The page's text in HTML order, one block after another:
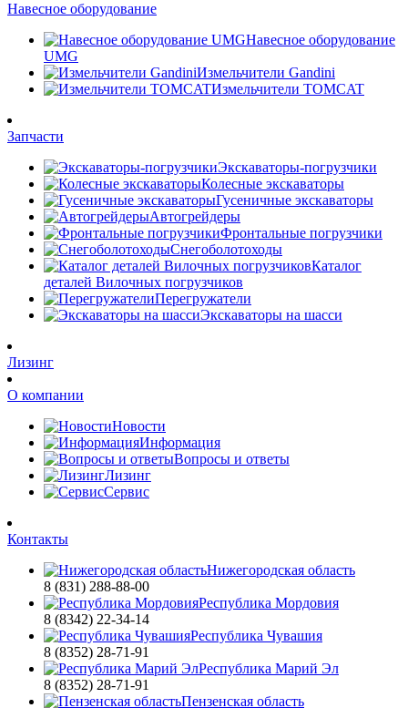
Навесное оборудование
Навесное оборудование
UMG
Измельчители Gandini
Измельчители TOMCAT
Запчасти
Экскаваторы-погрузчики
Колесные экскаваторы
Гусеничные экскаваторы
Автогрейдеры
Фронтальные погрузчики
Снегоболотоходы
Каталог
деталей Вилочных погрузчиков
Перегружатели
Экскаваторы на шасси
Лизинг
О компании
Новости
Информация
Вопросы и ответы
Лизинг
Сервис
Контакты
Нижегородская область
8 (831) 288-88-00
Республика Мордовия
8 (8342) 22-34-14
Республика Чувашия
8 (8352) 28-71-91
Республика Марий Эл
8 (8352) 28-71-91
Пензенская область